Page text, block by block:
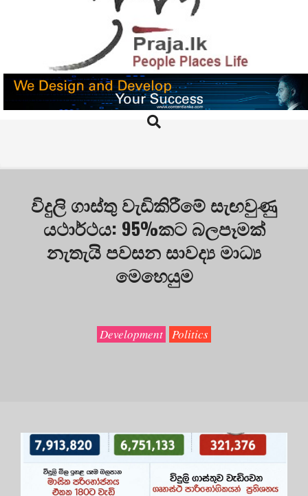
PRAJA.LK
Search
විදුලි ගාස්තු වැඩිකිරීමේ සැඟවුණු
යථාර්ථය: 95%කට බලපෑමක්
නැතැයි පවසන සාවද්‍ය මාධ්‍ය
මෙහෙයුම
Development Politics